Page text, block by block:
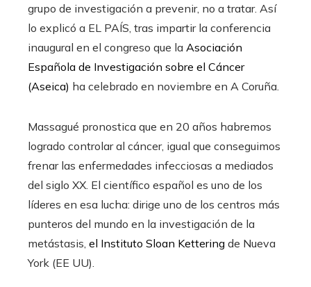
grupo de investigación a prevenir, no a tratar. Así
lo explicó a EL PAÍS, tras impartir la conferencia
inaugural en el congreso que la Asociación
Española de Investigación sobre el Cáncer
(Aseica) ha celebrado en noviembre en A Coruña.
Massagué pronostica que en 20 años habremos
logrado controlar al cáncer, igual que conseguimos
frenar las enfermedades infecciosas a mediados
del siglo XX. El científico español es uno de los
líderes en esa lucha: dirige uno de los centros más
punteros del mundo en la investigación de la
metástasis, el Instituto Sloan Kettering de Nueva
York (EE UU).